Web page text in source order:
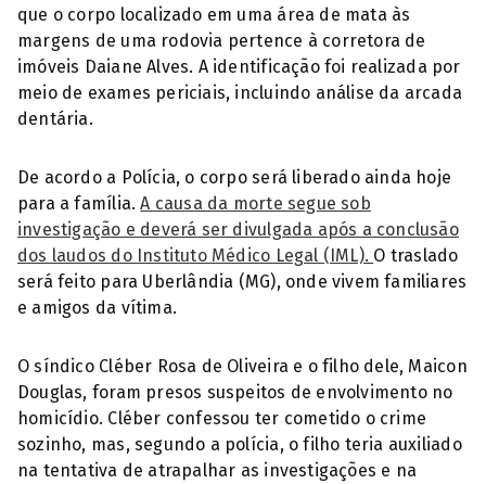
que o corpo localizado em uma área de mata às
margens de uma rodovia pertence à corretora de
imóveis Daiane Alves. A identificação foi realizada por
meio de exames periciais, incluindo análise da arcada
dentária.
De acordo a Polícia, o corpo será liberado ainda hoje
para a família.A causa da morte segue sob
investigação e deverá ser divulgada após a conclusão
dos laudos do Instituto Médico Legal (IML). O traslado
será feito para Uberlândia (MG), onde vivem familiares
e amigos da vítima.
O síndico Cléber Rosa de Oliveira e o filho dele, Maicon
Douglas, foram presos suspeitos de envolvimento no
homicídio. Cléber confessou ter cometido o crime
sozinho, mas, segundo a polícia, o filho teria auxiliado
na tentativa de atrapalhar as investigações e na